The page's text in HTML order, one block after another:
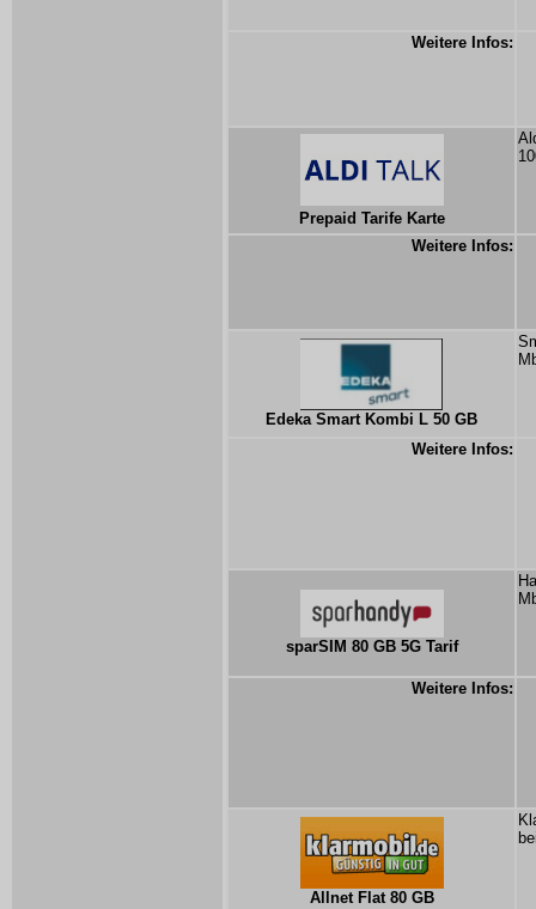
Weitere Infos:
Prepaid Tarife Karte
Weitere Infos:
Edeka Smart Kombi L 50 GB
Weitere Infos:
sparSIM 80 GB 5G Tarif
Weitere Infos:
Allnet Flat 80 GB